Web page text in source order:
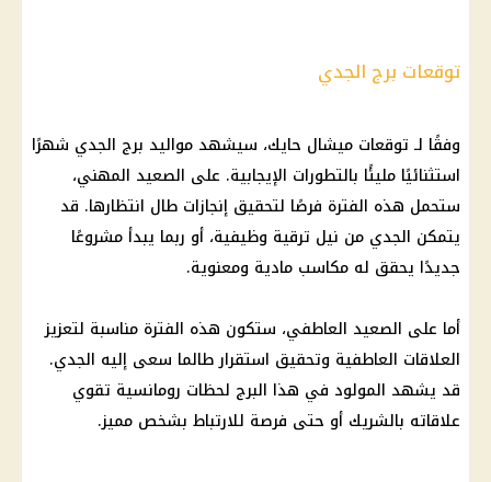
توقعات برج الجدي
وفقًا لـ توقعات ميشال حايك، سيشهد مواليد برج الجدي شهرًا
استثنائيًا مليئًا بالتطورات الإيجابية. على الصعيد المهني،
ستحمل هذه الفترة فرصًا لتحقيق إنجازات طال انتظارها. قد
يتمكن الجدي من نيل ترقية وظيفية، أو ربما يبدأ مشروعًا
جديدًا يحقق له مكاسب مادية ومعنوية.
أما على الصعيد العاطفي، ستكون هذه الفترة مناسبة لتعزيز
العلاقات العاطفية وتحقيق استقرار طالما سعى إليه الجدي.
قد يشهد المولود في هذا البرج لحظات رومانسية تقوي
علاقاته بالشريك أو حتى فرصة للارتباط بشخص مميز.